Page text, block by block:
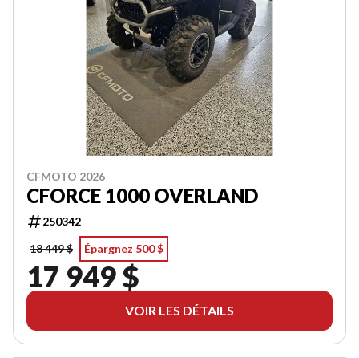
CFMOTO 2026
CFORCE 1000 OVERLAND
250342
18 449 $
Épargnez 500 $
17 949 $
VOIR LES DÉTAILS